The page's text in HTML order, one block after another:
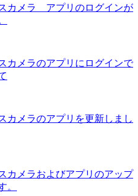
スカメラ アプリのログインが
カメラのアプリにログインで
カメラのアプリを更新しまし
カメラおよびアプリのアップ
。